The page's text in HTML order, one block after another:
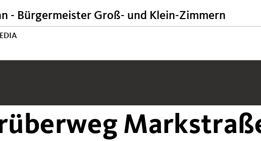
- Bürgermeister Groß- und Klein-Zimmern